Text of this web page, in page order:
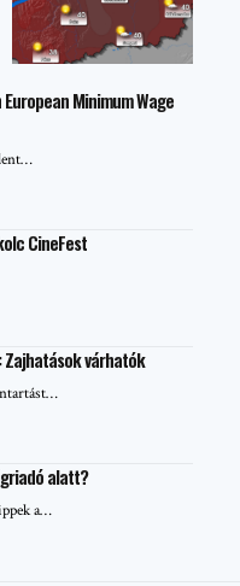
Minimum Wage
CineFest
Zajhatások várhatók
alatt?
a…